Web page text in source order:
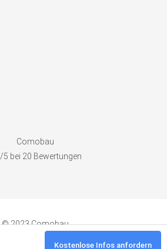
Comobau
/5 bei 20 Bewertungen
© 2023 Comobau
Kostenlose Infos anfordern